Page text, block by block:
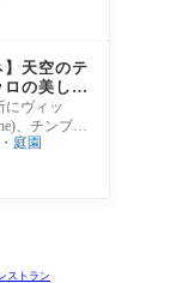
】天空のテ
の美しす
にヴィッ
、チンブロ
ンブロー
庭園
ストラン